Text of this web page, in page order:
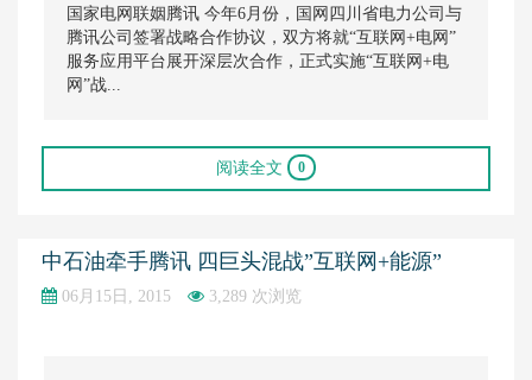
国家电网联姻腾讯 今年6月份，国网四川省电力公司与
腾讯公司签署战略合作协议，双方将就“互联网+电网”
服务应用平台展开深层次合作，正式实施“互联网+电
网”战...
阅读全文 0
中石油牵手腾讯 四巨头混战”互联网+能源”
06月15日, 2015 3,289 次浏览